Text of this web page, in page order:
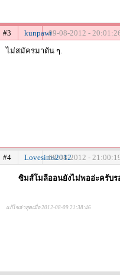
#3 kunpawi09-08-2012 -
ไม่สมัครมาดัน ๆ.
#4 Lovesims2012
09-08-2012 -
ซิมส์โมลีออนยังไม่พออ่ะครับร
แก้ไขล่าสุดเมื่อ 2012-08-09 21:38:46